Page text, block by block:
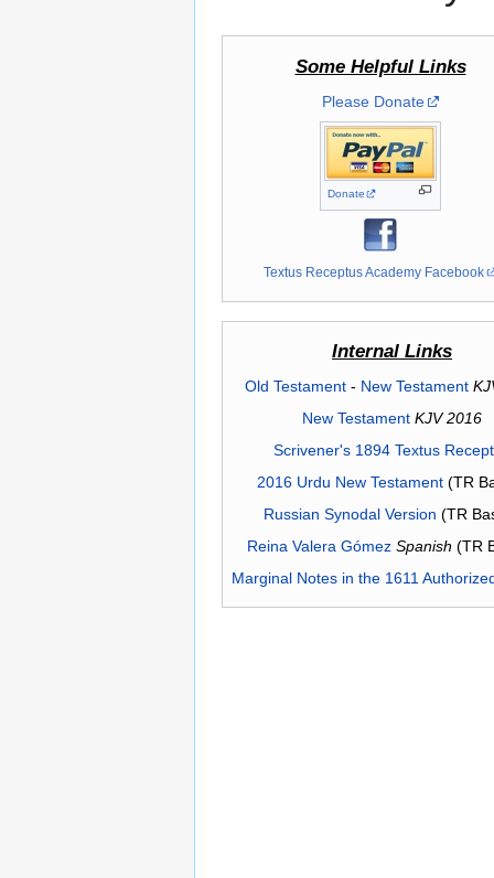
Some Helpful Links
Please Donate
Donate
Textus Receptus Academy Facebook
Internal Links
Old Testament- New Testament
New Testament KJV 2016
Scrivener's 1894 Textus
2016 Urdu New Testament(TR
Russian Synodal Version (TR
Reina Valera Gómez Spanish (TR
Marginal Notes in the 1611